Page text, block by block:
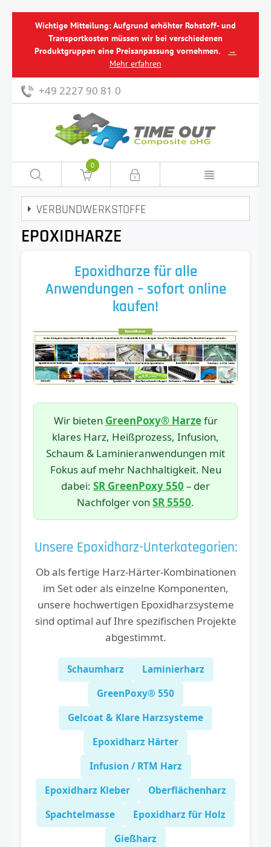
Wichtige Mitteilung: Aufgrund erhöhter Rohstoff- und
Transportkosten müssen wir bei verschiedenen
Produktgruppen eine Preisanpassung vornehmen.
→
Mehr erfahren
+49 2227 90 81 0
0
VERBUNDWERKSTOFFE
EPOXIDHARZE
Epoxidharze für alle
Anwendungen – sofort online
kaufen!
Wir bieten GreenPoxy® Harzefür
klares Harz, Heißprozess, Infusion,
Schaum & Laminieranwendungen mit
Fokus auf mehr Nachhaltigkeit. Neu
dabei: SR GreenPoxy 550 – der
Nachfolger von SR 5550.
Unsere Epoxidharz-Unterkategorien:
Ob als fertige Harz-Härter-Kombinationen
im Set oder als einzelne Komponenten,
unsere hochwertigen Epoxidharzsysteme
sind optimal auf Ihre spezifischen Projekte
abgestimmt.
Schaumharz
Laminierharz
GreenPoxy® 550
Gelcoat & Klare Harzsysteme
Epoxidharz Härter
Infusion / RTM Harz
Epoxidharz Kleber
Oberflächenharz
Spachtelmasse
Epoxidharz für Holz
Gießharz